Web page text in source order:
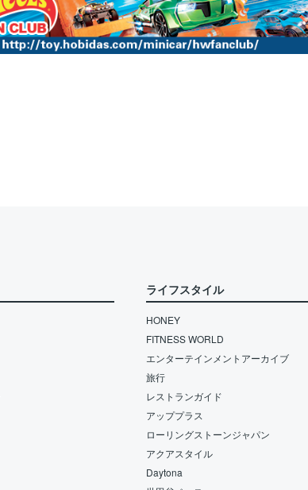
ライフスタイル
HONEY
FITNESS WORLD
エンターテインメントアーカイブ
旅行
レストランガイド
アッププラス
ローリングストーンジャパン
アクアスタイル
Daytona